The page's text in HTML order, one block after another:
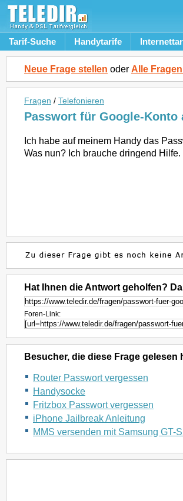
Tarif-Suche Handytarife
Neue Frage stellen oder Alle
Fragen / Telefonieren
Passwort für Google-Konto
Ich habe auf meinem Handy das
Was nun? Ich brauche dringend Hilfe.
Hat Ihnen die Antwort geholfen?
Foren-Link:
Besucher, die diese Frage
Router Passwort vergessen
Handysocke
Fritzbox Passwort vergessen
iPhone Jailbreak Anleitung
MMS versenden mit Samsung GT-